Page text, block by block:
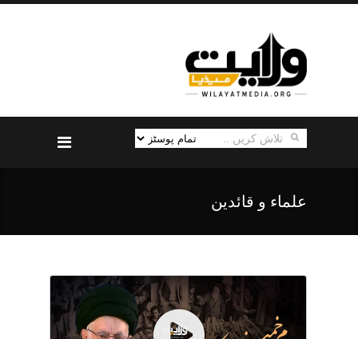
علماء و قائدین